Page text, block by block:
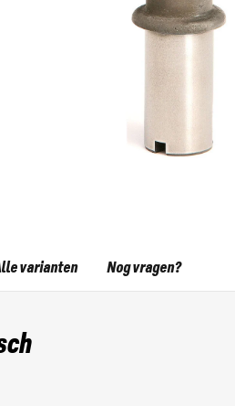
varianten Nog vragen?